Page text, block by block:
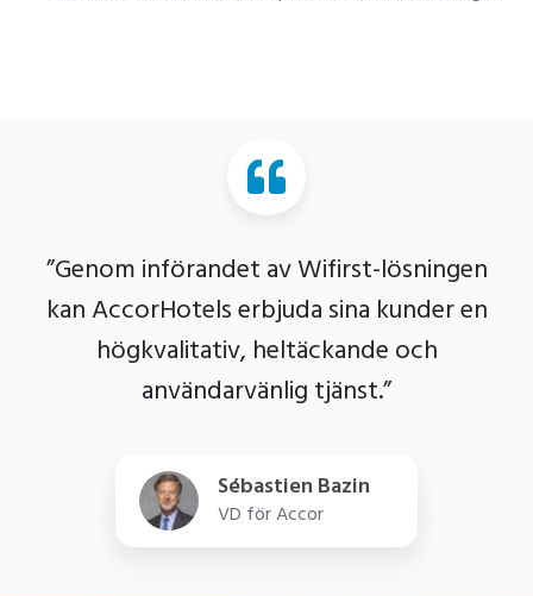
”Genom införandet av Wifirst-lösningen
kan AccorHotels erbjuda sina kunder en
högkvalitativ, heltäckande och
användarvänlig tjänst.”
Sébastien Bazin
VD för Accor